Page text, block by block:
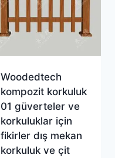
Woodedtech
kompozit korkuluk
01 güverteler ve
korkuluklar için
fikirler dış mekan
korkuluk ve çit